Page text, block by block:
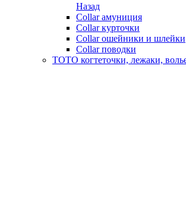
Назад
Collar амуниция
Collar курточки
Collar ошейники и шлейки
Collar поводки
ТОТО когтеточки, лежаки,